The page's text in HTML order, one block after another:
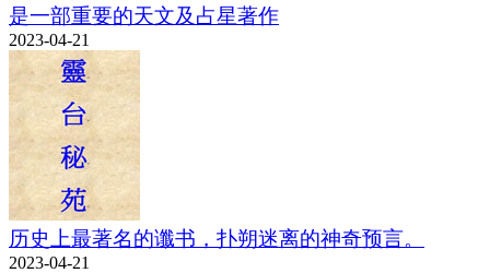
是一部重要的天文及占星著作
2023-04-21
历史上最著名的谶书，扑朔迷离的神奇预言。
2023-04-21